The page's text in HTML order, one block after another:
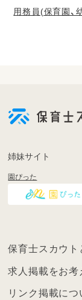
用務員(保育園、
登
く
ン
姉妹サイト
園ぴった
保育士スカウト
求人掲載をお考
リンク掲載につ